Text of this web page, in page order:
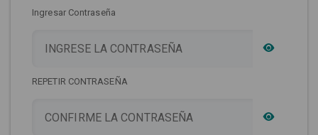
Ingresar Contraseña
REPETIR CONTRASEÑA